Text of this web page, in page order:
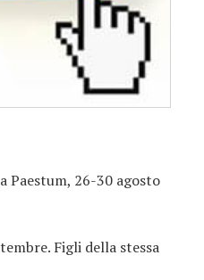
Paestum, 26-30 agosto
Figli della stessa